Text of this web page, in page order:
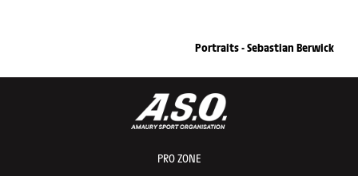
Portraits - Sebastian Berwick
PRO ZONE